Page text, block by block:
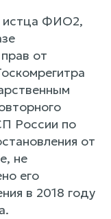
истца ФИО2,
от
России по
от
не
его
в 2018 году